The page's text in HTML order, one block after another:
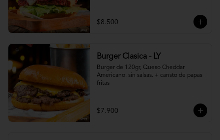
$8.500
Burger Clasica - LY
Burger de 120gr, Queso Cheddar
Americano. sin salsas. + cansto de papas
fritas
$7.900